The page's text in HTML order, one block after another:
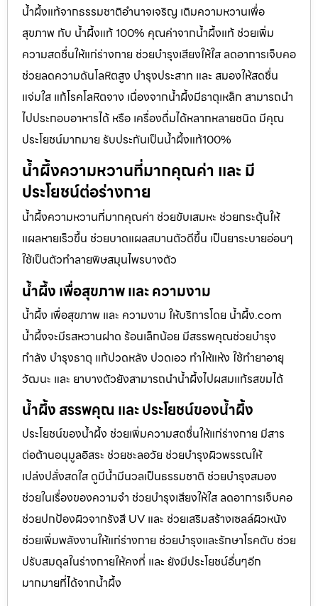
น้ำผึ้งแท้จากธรรมชาติอำนาจเจริญ เติมความหวานเพื่อ
สุขภาพ กับ น้ำผึ้งแท้ 100% คุณค่าจากน้ำผึ้งแท้ ช่วยเพิ่ม
ความสดชื่นให้แก่ร่างกาย ช่วยบำรุงเสียงให้ใส ลดอาการเจ็บคอ
ช่วยลดความดันโลหิตสูง บำรุงประสาท และ สมองให้สดชื่น
แจ่มใส แก้โรคโลหิตจาง เนื่องจากน้ำผึ้งมีธาตุเหล็ก สามารถนำ
ไปประกอบอาหารได้ หรือ เครื่องดื่มได้หลากหลายชนิด มีคุณ
ประโยชน์มากมาย รับประกันเป็นน้ำผึ้งแท้100%
น้ำผึ้งความหวานที่มากคุณค่า และ มี
ประโยชน์ต่อร่างกาย
น้ำผึ้งความหวานที่มากคุณค่า ช่วยขับเสมหะ ช่วยกระตุ้นให้
แผลหายเร็วขึ้น ช่วยบาดแผลสมานตัวดีขึ้น เป็นยาระบายอ่อนๆ
ใช้เป็นตัวทำลายพิษสมุนไพรบางตัว
น้ำผึ้ง เพื่อสุขภาพ และ ความงาม
น้ำผึ้ง เพื่อสุขภาพ และ ความงาม ให้บริการโดย น้ำผึ้ง.com
น้ำผึ้งจะมีรสหวานฝาด ร้อนเล็กน้อย มีสรรพคุณช่วยบำรุง
กำลัง บำรุงธาตุ แก้ปวดหลัง ปวดเอว ทำให้แห้ง ใช้ทำยาอายุ
วัฒนะ และ ยาบางตัวยังสามารถนำน้ำผึ้งไปผสมแก้รสขมได้
น้ำผึ้ง สรรพคุณ และ ประโยชน์ของน้ำผึ้ง
ประโยชน์ของน้ำผึ้ง ช่วยเพิ่มความสดชื่นให้แก่ร่างกาย มีสาร
ต่อต้านอนุมูลอิสระ ช่วยชะลอวัย ช่วยบำรุงผิวพรรณให้
เปล่งปลั่งสดใส ดูมีน้ำมีนวลเป็นธรรมชาติ ช่วยบำรุงสมอง
ช่วยในเรื่องของความจำ ช่วยบำรุงเสียงให้ใส ลดอาการเจ็บคอ
ช่วยปกป้องผิวจากรังสี UV และ ช่วยเสริมสร้างเซลล์ผิวหนัง
ช่วยเพิ่มพลังงานให้แก่ร่างกาย ช่วยบำรุงและรักษาโรคตับ ช่วย
ปรับสมดุลในร่างกายให้คงที่ และ ยังมีประโยชน์อื่นๆอีก
มากมายที่ได้จากน้ำผึ้ง